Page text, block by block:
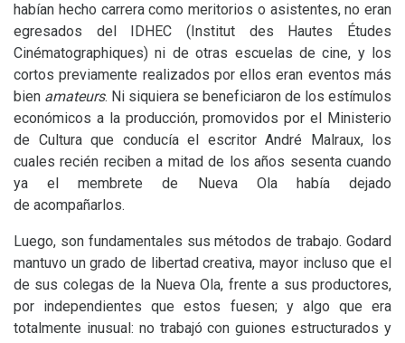
habían hecho carrera como meritorios o asistentes, no eran
egresados del IDHEC (Institut des Hautes Études
Cinématographiques) ni de otras escuelas de cine, y los
cortos previamente realizados por ellos eran eventos más
bien amateurs. Ni siquiera se beneficiaron de los estímulos
económicos a la producción, promovidos por el Ministerio
de Cultura que conducía el escritor André Malraux, los
cuales recién reciben a mitad de los años sesenta cuando
ya el membrete de Nueva Ola había dejado
de acompañarlos.
Luego, son fundamentales sus métodos de trabajo. Godard
mantuvo un grado de libertad creativa, mayor incluso que el
de sus colegas de la Nueva Ola, frente a sus productores,
por independientes que estos fuesen; y algo que era
totalmente inusual: no trabajó con guiones estructurados y